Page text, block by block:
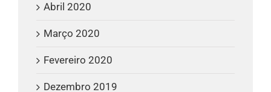
Abril 2020
Março 2020
Fevereiro 2020
Dezembro 2019